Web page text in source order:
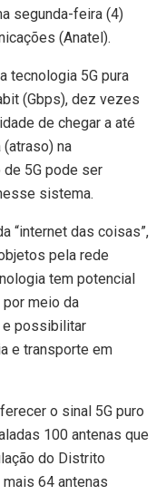
segunda-feira (4)
(Anatel).
tecnologia 5G pura
(Gbps), dez vezes
de chegar a até
na
5G pode ser
sistema.
“internet das coisas”,
pela rede
tem potencial
por meio da
e possibilitar
e transporte em
o sinal 5G puro
100 antenas que
do Distrito
64 antenas